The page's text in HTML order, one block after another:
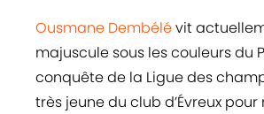
Ousmane Dembélévit
majuscule sous les couleurs du
conquête de la Ligue des
très jeune du club d’Évreux